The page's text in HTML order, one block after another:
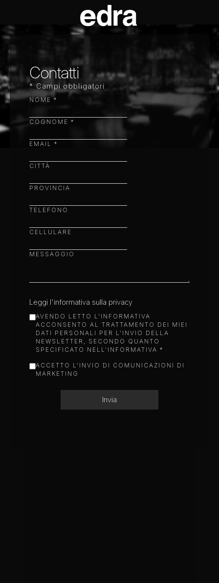
Contatti
* Campi obbligatori
NOME *
COGNOME *
EMAIL *
CITTÀ
PROVINCIA
TELEFONO
CELLULARE
MESSAGGIO
Leggi l'informativa sulla privacy
AVENDO LETTO L'INFORMATIVA
ACCONSENTO AL TRATTAMENTO DEI MIEI
DATI PERSONALI PER L'INVIO DELLA
NEWSLETTER, SECONDO QUANTO
SPECIFICATO NELL'INFORMATIVA *
ACCETTO L'INVIO DI COMUNICAZIONI DI
MARKETING